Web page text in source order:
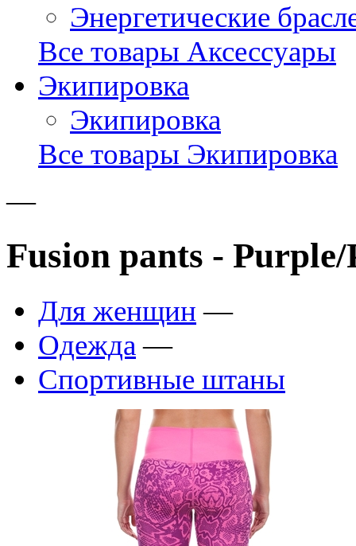
Энергетические
Все товары Аксессуары
Экипировка
Экипировка
Все товары Экипировка
—
Fusion pants -
Для женщин —
Одежда —
Спортивные штаны